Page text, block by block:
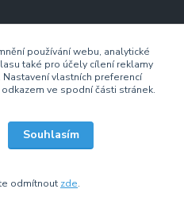
Všechna práva vyhrazena.
používání webu, analytické
také pro účely cílení reklamy
vlastních preferencí
ve spodní části stránek.
Souhlasím
odmítnout zde.